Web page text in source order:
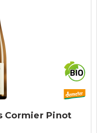
Cormier Pinot